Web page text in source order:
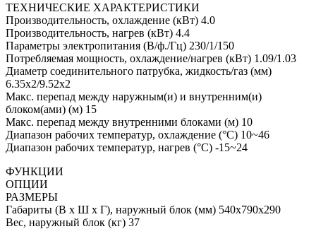
ТЕХНИЧЕСКИЕ ХАРАКТЕРИСТИКИ
Производительность, охлаждение (кВт) 4.0
Производительность, нагрев (кВт) 4.4
Параметры электропитания (В/ф./Гц) 230/1/150
Потребляемая мощность, охлаждение/нагрев (кВт) 1.09/1.03
Диаметр соединительного патрубка, жидкость/газ (мм)
6.35x2/9.52x2
Макс. перепад между наружным(и) и внутренним(и)
блоком(ами) (м) 15
Макс. перепад между внутренними блоками (м) 10
Диапазон рабочих температур, охлаждение (°C) 10~46
Диапазон рабочих температур, нагрев (°C) -15~24
ФУНКЦИИ
ОПЦИИ
РАЗМЕРЫ
Габариты (В x Ш x Г), наружный блок (мм) 540x790x290
Вес, наружный блок (кг) 37